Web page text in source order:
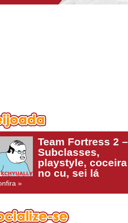
Team Fortress 2 –
Subclasses,
playstyle, coceira
no cu, sei lá
»